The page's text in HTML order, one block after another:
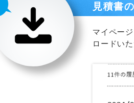
見積書
マイペー
ロードい